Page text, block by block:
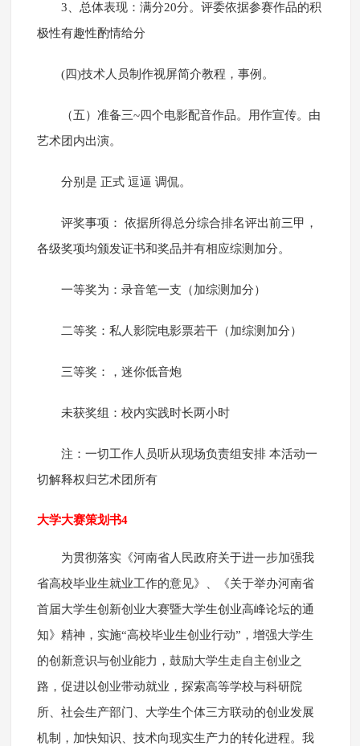
3、总体表现：满分20分。评委依据参赛作品的积
极性有趣性酌情给分
(四)技术人员制作视屏简介教程，事例。
（五）准备三~四个电影配音作品。用作宣传。由
艺术团内出演。
分别是 正式 逗逼 调侃。
评奖事项： 依据所得总分综合排名评出前三甲，
各级奖项均颁发证书和奖品并有相应综测加分。
一等奖为：录音笔一支（加综测加分）
二等奖：私人影院电影票若干（加综测加分）
三等奖：，迷你低音炮
未获奖组：校内实践时长两小时
注：一切工作人员听从现场负责组安排 本活动一
切解释权归艺术团所有
大学大赛策划书4
为贯彻落实《河南省人民政府关于进一步加强我
省高校毕业生就业工作的意见》、《关于举办河南省
首届大学生创新创业大赛暨大学生创业高峰论坛的通
知》精神，实施“高校毕业生创业行动”，增强大学生
的创新意识与创业能力，鼓励大学生走自主创业之
路，促进以创业带动就业，探索高等学校与科研院
所、社会生产部门、大学生个体三方联动的创业发展
机制，加快知识、技术向现实生产力的转化进程。我